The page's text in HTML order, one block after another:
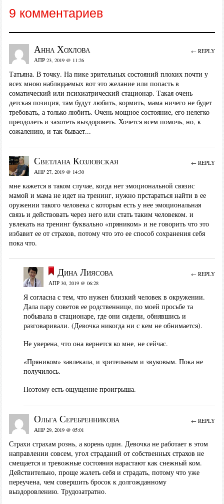
9 комментариев
Анна Хохлова
АПР 23, 2019 @ 11:26
Татьяна. В точку. На пике зрительных состояний плохих почти у
всех мною наблюдаемых вот это желание или попасть в
соматический или психиатрический стационар. Такая очень
детская позиция, там будут любить, кормить, мама ничего не будет
требовать, а только любить. Очень мощное состояние, его нелегко
преодолеть и захотеть выздороветь. Хочется всем помочь, но, к
сожалению, и так бывает...
← REPLY
Светлана Козловская
АПР 27, 2019 @ 14:30
мне кажется в таком случае, когда нет эмоциональной связис
мамой и мама не идет на тренинг, нужно прстараться найти в ее
оружении такого человека с которым есть у нее эмоциональная
связь и действовать через него или стать таким человеком. и
увлекать на тренинг буквально «пряником» и не говорить что это
избавит ее от страхов, потому что это ее способ сохранения себя
пока что.
← REPLY
Дина Лиясова
АПР 30, 2019 @ 06:28
Я согласна с тем, что нужен близкий человек в окружении.
Дала пару советов ее родственнице, по моей просьбе та
побывала в стационаре, где они сидели, обнявшись и
разговаривали. (Девочка никогда ни с кем не обнимается).
Не уверена, что она вернется ко мне, не сейчас.
«Пряником» завлекала, и зрительным и звуковым. Пока не
получилось.
Поэтому есть ощущение проигрыша.
← REPLY
Ольга Серебренникова
АПР 29, 2019 @ 05:01
Страхи страхам рознь, а корень один. Девочка не работает в этом
направлении совсем, угол страданий от собственных страхов не
смещается и тревожные состояния нарастают как снежный ком.
Действительно, проще жалеть себя и страдать, потому что уже
переучена, чем совершить бросок к долгожданному
выздоровлению. Трудозатратно.
← REPLY